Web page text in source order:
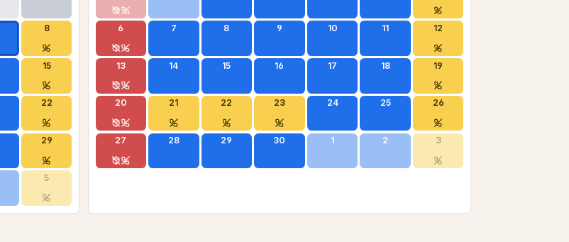
8
15
22
29
5
6 7 8 9 10 11 12
13 14 15 16 17 18 19
20 21 22 23 24 25 26
27 28 29 30 1 2 3